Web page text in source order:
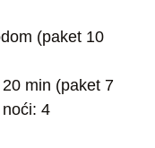
(paket 10
min (paket 7
4